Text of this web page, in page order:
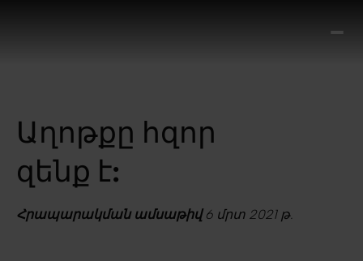
Աղոթքը հզոր
զենք է:
Հրապարակման ամսաթիվ6 մրտ 2021 թ.